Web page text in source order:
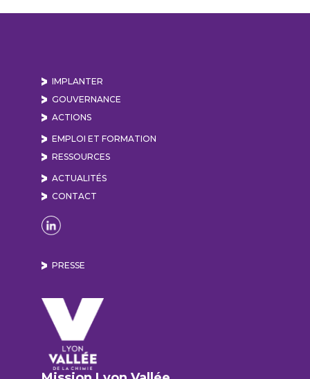
IMPLANTER
GOUVERNANCE
ACTIONS
EMPLOI ET FORMATION
RESSOURCES
ACTUALITÉS
CONTACT
Naviguer sur la page Linkedin de Lyon Vallée
PRESSE